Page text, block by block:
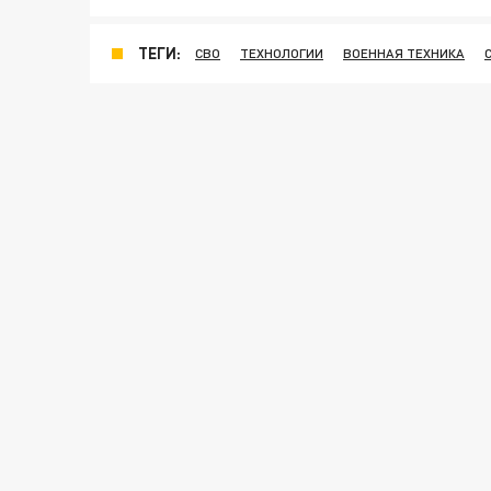
ТЕГИ: СВО ТЕХНОЛОГИИ ВОЕННАЯ ТЕХНИКА